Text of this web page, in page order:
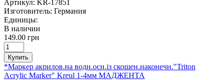
Артикул: KR-17851
Изготовитель: Германия
Единицы:
В наличии
149.00 грн
Купить
*Маркер акрилов.на водн.осн.із скошен.наконечн."Triton
Acrylic Marker" Kreul 1-4мм МАДЖЕНТА